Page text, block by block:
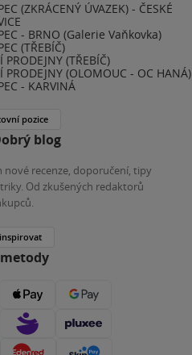
(ZKRÁCENÝ ÚVAZEK) - ČESKÉ
- BRNO (Galerie Vaňkovka)
(TŘEBÍČ)
PRODEJNY (TŘEBÍČ)
PRODEJNY (OLOMOUC - OC HANÁ)
- KARVINÁ
pozice
blog
nové recenze, doporučení, tipy
Od zkušených redaktorů